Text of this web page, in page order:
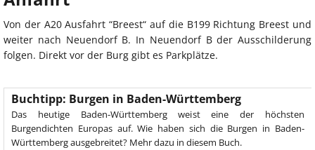
Von der A20 Ausfahrt “Breest“ auf die B199 Richtung Breest und
weiter nach Neuendorf B. In Neuendorf B der Ausschilderung
folgen. Direkt vor der Burg gibt es Parkplätze.
Buchtipp: Burgen in Baden-Württemberg
Das heutige Baden-Württemberg weist eine der höchsten
Burgendichten Europas auf. Wie haben sich die Burgen in Baden-
Württemberg ausgebreitet? Mehr dazu in diesem Buch.